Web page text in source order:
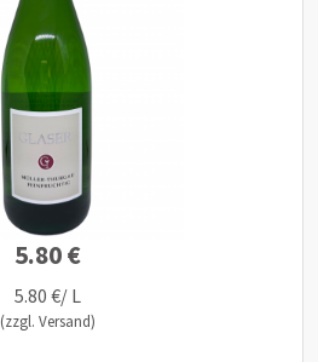
5.80 €
5.80 €/ L
(zzgl. Versand)